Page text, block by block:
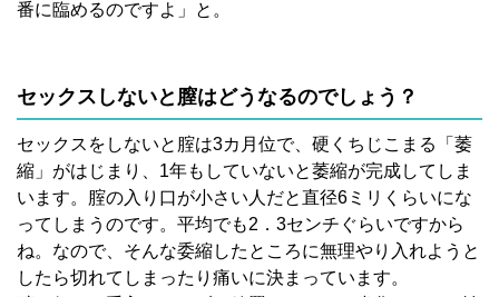
番に臨めるのですよ」と。
セックスしないと膣はどうなるのでしょう？
セックスをしないと腟は3カ月位で、硬くちじこまる「萎
縮」がはじまり、1年もしていないと萎縮が完成してしま
います。腟の入り口が小さい人だと直径6ミリくらいにな
ってしまうのです。平均でも2．3センチぐらいですから
ね。なので、そんな委縮したところに無理やり入れようと
したら切れてしまったり痛いに決まっています。